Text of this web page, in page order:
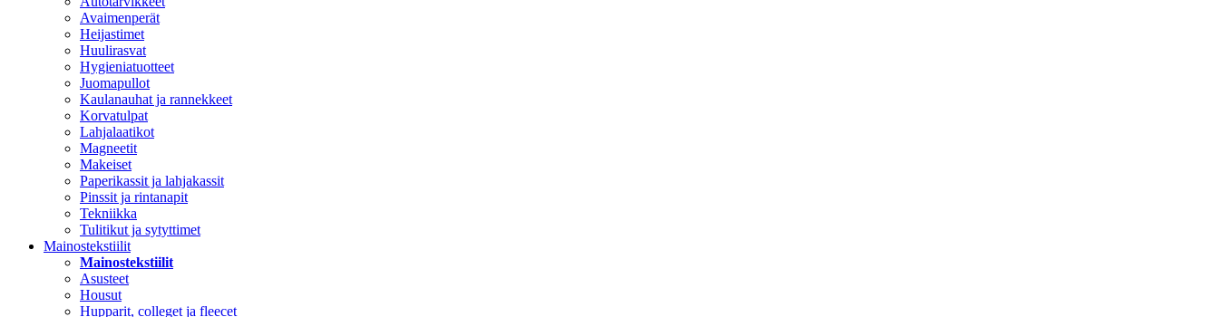
Avaimenperät
Heijastimet
Huulirasvat
Hygieniatuotteet
Juomapullot
Kaulanauhat ja rannekkeet
Korvatulpat
Lahjalaatikot
Magneetit
Makeiset
Paperikassit ja lahjakassit
Pinssit ja rintanapit
Tekniikka
Tulitikut ja sytyttimet
Mainostekstiilit
Mainostekstiilit
Asusteet
Housut
Hupparit, colleget ja fleecet